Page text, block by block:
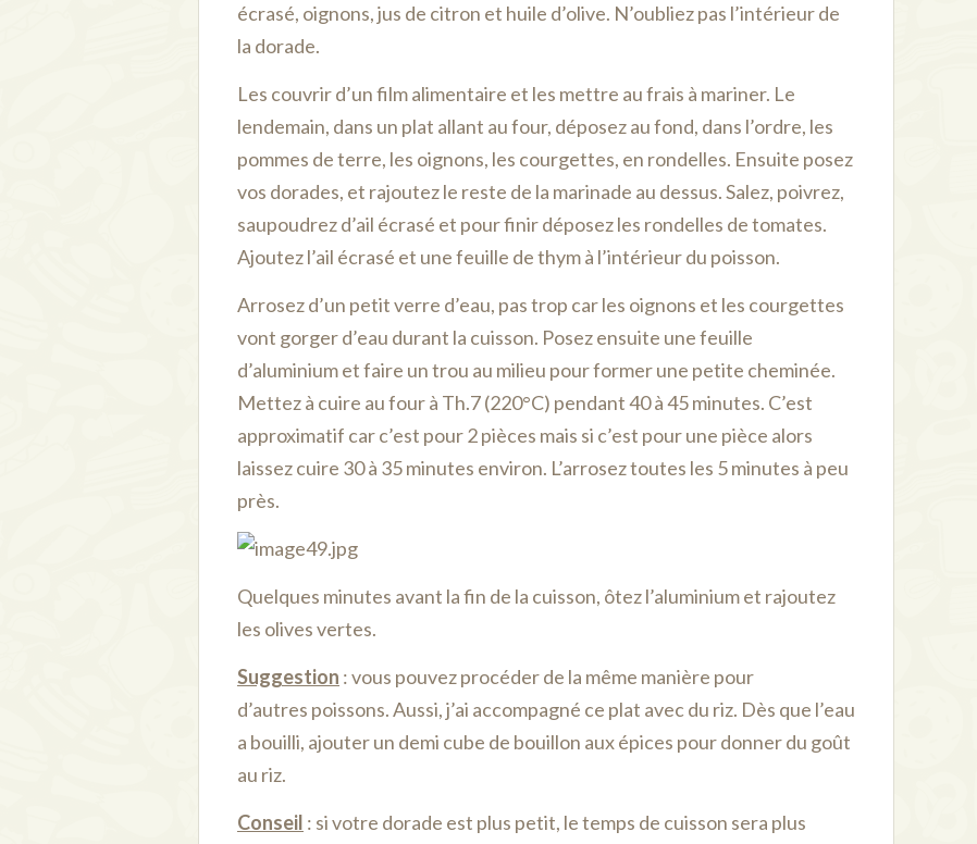
écrasé, oignons, jus de citron et huile d’olive. N’oubliez pas l’intérieur de
la dorade.
Les couvrir d’un film alimentaire et les mettre au frais à mariner. Le
lendemain, dans un plat allant au four, déposez au fond, dans l’ordre, les
pommes de terre, les oignons, les courgettes, en rondelles. Ensuite posez
vos dorades, et rajoutez le reste de la marinade au dessus. Salez, poivrez,
saupoudrez d’ail écrasé et pour finir déposez les rondelles de tomates.
Ajoutez l’ail écrasé et une feuille de thym à l’intérieur du poisson.
Arrosez d’un petit verre d’eau, pas trop car les oignons et les courgettes
vont gorger d’eau durant la cuisson. Posez ensuite une feuille
d’aluminium et faire un trou au milieu pour former une petite cheminée.
Mettez à cuire au four à Th.7 (220°C) pendant 40 à 45 minutes. C’est
approximatif car c’est pour 2 pièces mais si c’est pour une pièce alors
laissez cuire 30 à 35 minutes environ. L’arrosez toutes les 5 minutes à peu
près.
Quelques minutes avant la fin de la cuisson, ôtez l’aluminium et rajoutez
les olives vertes.
Suggestion : vous pouvez procéder de la même manière pour
d’autres poissons. Aussi, j’ai accompagné ce plat avec du riz. Dès que l’eau
a bouilli, ajouter un demi cube de bouillon aux épices pour donner du goût
au riz.
Conseil : si votre dorade est plus petit, le temps de cuisson sera plus